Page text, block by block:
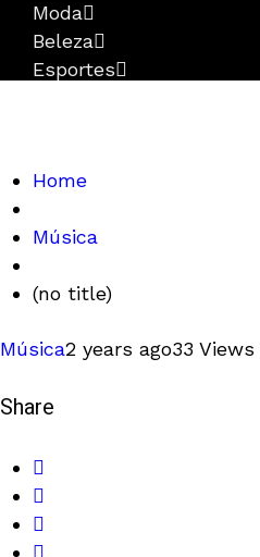
Moda
Beleza
Esportes
Home
Música
(no title)
Música2 years ago33 Views
Share